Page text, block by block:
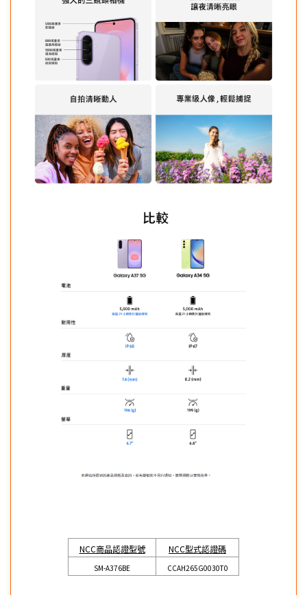
NCC商品認證型號 NCC型式認證碼
SM-A376BE CCAH265G0030T0